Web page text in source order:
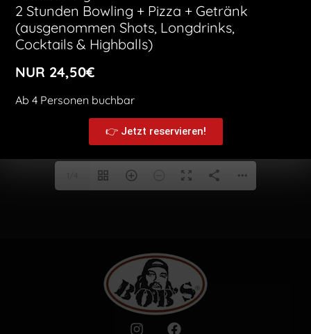
1/4
2 Stunden Bowling + Pizza + Getränk
(ausgenommen Shots, Longdrinks,
Cocktails & Highballs)
NUR 24,50€
Ab 4 Personen buchbar
👉 Jetzt reservieren!